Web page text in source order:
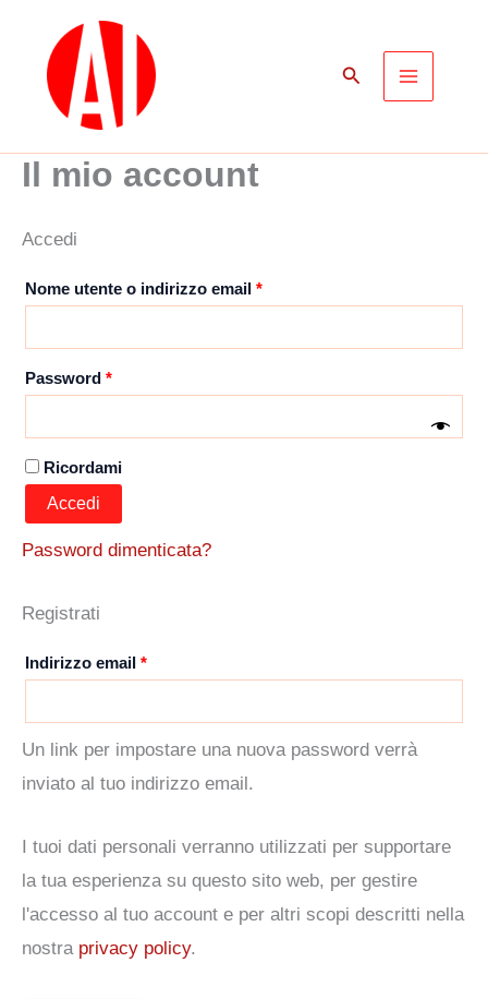
contenuto
Cerca
Il mio account
Accedi
Nome utente o indirizzo email *Richiesto
Password *Richiesto
Ricordami
Accedi
Password dimenticata?
Registrati
Indirizzo email *Richiesto
Un link per impostare una nuova password verrà
inviato al tuo indirizzo email.
I tuoi dati personali verranno utilizzati per supportare
la tua esperienza su questo sito web, per gestire
l'accesso al tuo account e per altri scopi descritti nella
nostra privacy policy.